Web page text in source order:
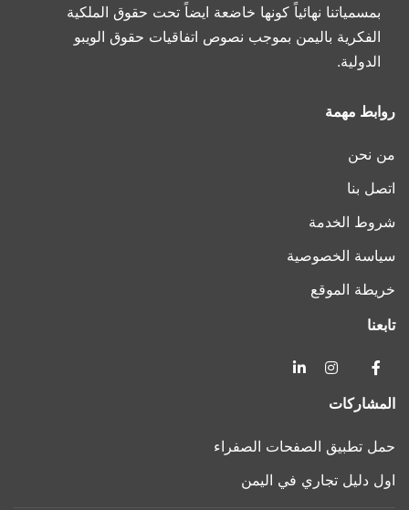
بمسمياتنا نهائياً كونها خاضعة ايضاً تحت حقوق الملكية
الفكرية باليمن بموجب نصوص اتفاقيات حقوق الويبو
الدولية.
روابط مهمة
من نحن
اتصل بنا
شروط الخدمة
سياسة الخصوصية
خريطة الموقع
تابعنا
المشاركات
حمل تطبيق الصفحات الصفراء
اول دليل تجاري في اليمن